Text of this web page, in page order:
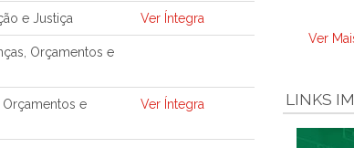
e Justiça Ver Íntegra
Orçamentos e
Orçamentos e
Ver Íntegra
Ver
LINKS